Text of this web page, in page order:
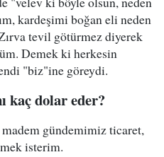
kardeşimi boğan eli neden
tevil götürmez diyerek
Demek ki herkesin
"biz"ine göreydi.
kaç dolar eder?
gündemimiz ticaret,
isterim.